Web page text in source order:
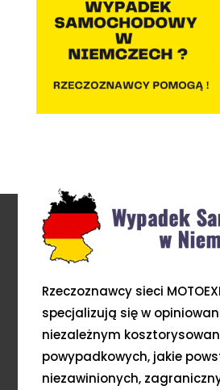
Rzeczoznawcy sieci
specjalizują się w
niezależnym
powypadkowych, jakie
niezawinionych,